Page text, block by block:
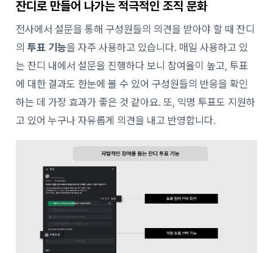
잔디로 만들어 나가는 적극적인 조직 문화
전사에서 설문을 통해 구성원들의 의견을 받아야 할 때 잔디
의투표 기능을 자주 사용하고 있습니다. 매일 사용하고 있
는 잔디 내에서 설문을 진행하다 보니 참여율이 높고, 투표
에 대한 결과도 한눈에 볼 수 있어 구성원들의 반응을 확인
하는 데 가장 효과가 좋은 것 같아요. 또, 익명 투표도 지원하
고 있어 누구나 자유롭게 의견을 내고 반영합니다.